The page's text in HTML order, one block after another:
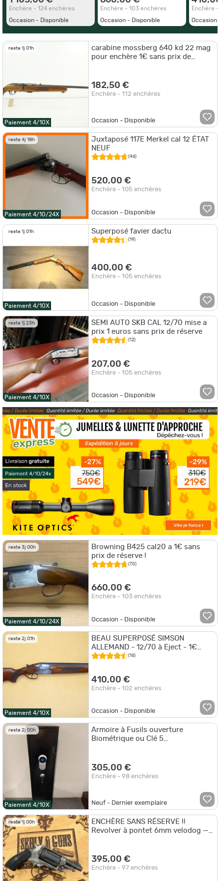
reste 1j 01h
Paiement 4/10X
carabine mossberg 640 kd 22 mag
pour enchère 1€ sans prix de
182,50 €
Enchère - 112 enchères
Occasion - Disponible
reste 4j 18h
Paiement 4/10/24X
Juxtaposé 117E Merkel cal 12 ÉTAT
NEUF
(46)
520,00 €
Enchère - 105 enchères
Occasion - Disponible
reste 1j 01h
Paiement 4/10X
Superposé favier dactu
(19)
400,00 €
Enchère - 105 enchères
Occasion - Disponible
reste 1j 23h
Paiement 4/10X
SEMI AUTO SKB CAL 12/70 mise a
prix 1 euros sans prix de réserve
(12)
207,00 €
Enchère - 105 enchères
Occasion - Disponible
reste 3j 00h
Paiement 4/10/24X
Browning B425 cal20 a 1€ sans
prix de réserve !
(70)
660,00 €
Enchère - 103 enchères
Occasion - Disponible
reste 2j 01h
Paiement 4/10X
BEAU SUPERPOSÉ SIMSON
ALLEMAND - 12/70 à Eject - 1€
SANS PRIX DE RÉSERVE !!!
(16)
410,00 €
Enchère - 102 enchères
Occasion - Disponible
reste 2j 00h
Paiement 4/10X
Armoire à Fusils ouverture
Biométrique ou Clé 5
305,00 €
Enchère - 98 enchères
Neuf - Dernier exemplaire
reste 1j 00h
ENCHÈRE SANS RÉSERVE !!
Revolver à pontet 6mm velodog —
395,00 €
Enchère - 97 enchères
Enchère - 124 enchères
Occasion - Disponible
Enchère - 103 enchères
Occasion - Disponible
Enchère
Occasion